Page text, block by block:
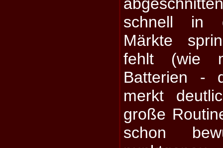
schnell in
Märkte
fehlt (wie
Batterien -
merkt
große
schon